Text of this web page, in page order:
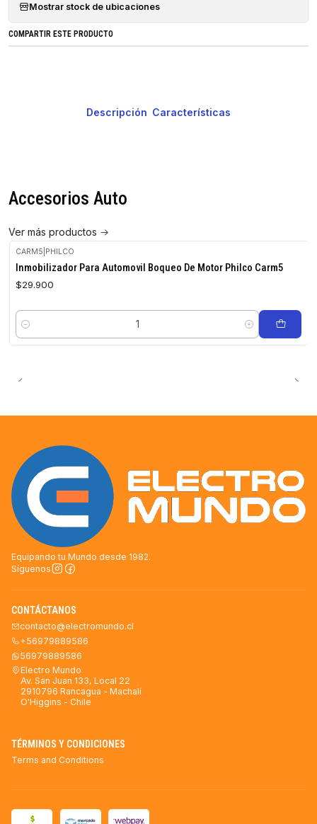
Mostrar stock de ubicaciones
COMPARTIR ESTE PRODUCTO
Descripción Características
Accesorios Auto
Ver más productos
CARM5 PHILCO
Inmobilizador Para Automovil Boqueo De Motor Philco Carm5
$29.900
Cantidad
Equipando tu Mundo desde 1982.
Síguenos
CONTÁCTANOS
contacto@electromundo.cl
+56979889586
56979889586
Electro Mundo
Av. San Juan 133, Local 22
2910796 Rancagua - Machalí
O'Higgins - Chile
TÉRMINOS Y CONDICIONES
Terms and Conditions